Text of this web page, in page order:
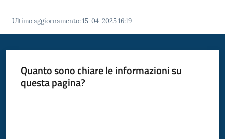
San
Donato
Milanese
Ultimo aggiornamento:15-04-2025 16:19
Quanto sono chiare le informazioni su
questa pagina?